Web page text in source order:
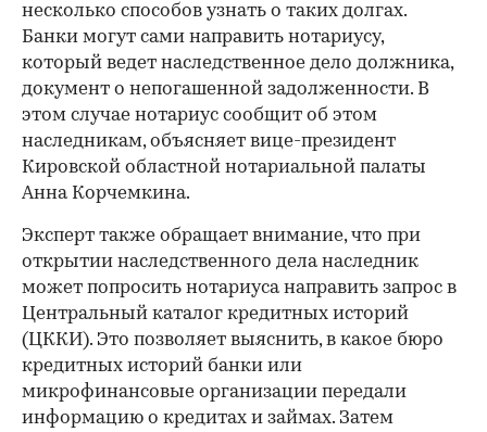
несколько способов узнать о таких долгах.
Банки могут сами направить нотариусу,
который ведет наследственное дело должника,
документ о непогашенной задолженности. В
этом случае нотариус сообщит об этом
наследникам, объясняет вице-президент
Кировской областной нотариальной палаты
Анна Корчемкина.
Эксперт также обращает внимание, что при
открытии наследственного дела наследник
может попросить нотариуса направить запрос в
Центральный каталог кредитных историй
(ЦККИ). Это позволяет выяснить, в какое бюро
кредитных историй банки или
микрофинансовые организации передали
информацию о кредитах и займах. Затем